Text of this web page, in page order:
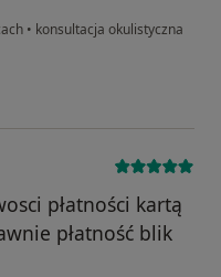
• konsultacja okulistyczna
płatności kartą
płatność blik